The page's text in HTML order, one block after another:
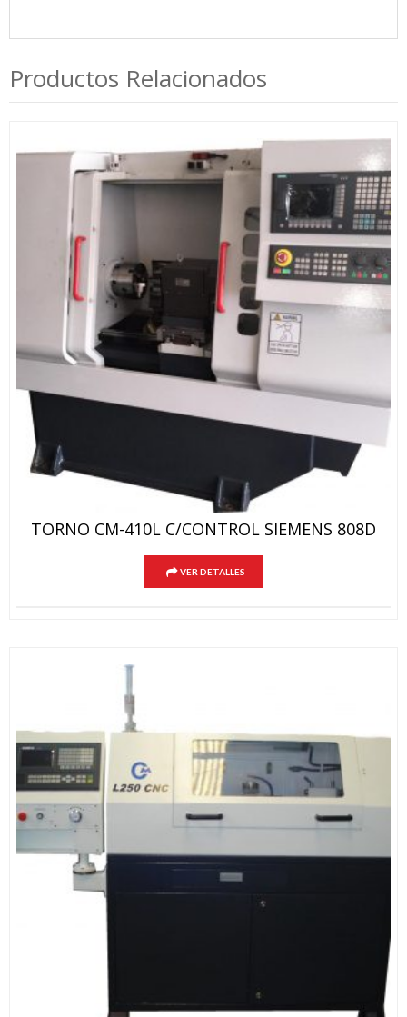
Productos Relacionados
TORNO CM-410L C/CONTROL SIEMENS 808D
VER DETALLES